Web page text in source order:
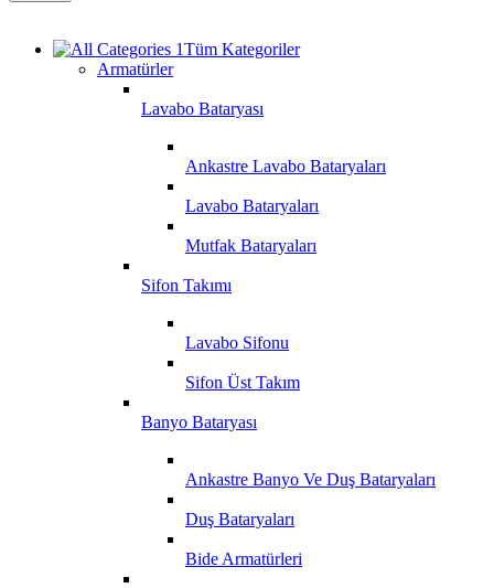
Tüm Kategoriler
Armatürler
Lavabo Bataryası
Ankastre Lavabo Bataryaları
Lavabo Bataryaları
Mutfak Bataryaları
Sifon Takımı
Lavabo Sifonu
Sifon Üst Takım
Banyo Bataryası
Ankastre Banyo Ve Duş Bataryaları
Duş Bataryaları
Bide Armatürleri